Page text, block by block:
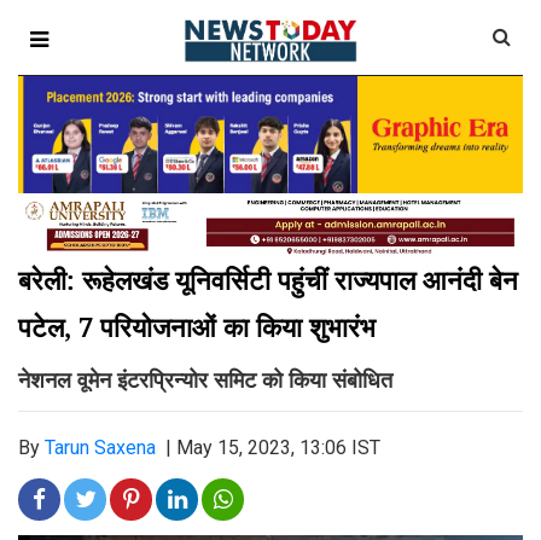
बरेली: रूहेलखंड यूनिवर्सिटी पहुंचीं राज्यपाल आनंदी बेन
पटेल, 7 परियोजनाओं का किया शुभारंभ
नेशनल वूमेन इंटरप्रिन्योर समिट को किया संबोधित
By Tarun Saxena May 15, 2023, 13:06 IST